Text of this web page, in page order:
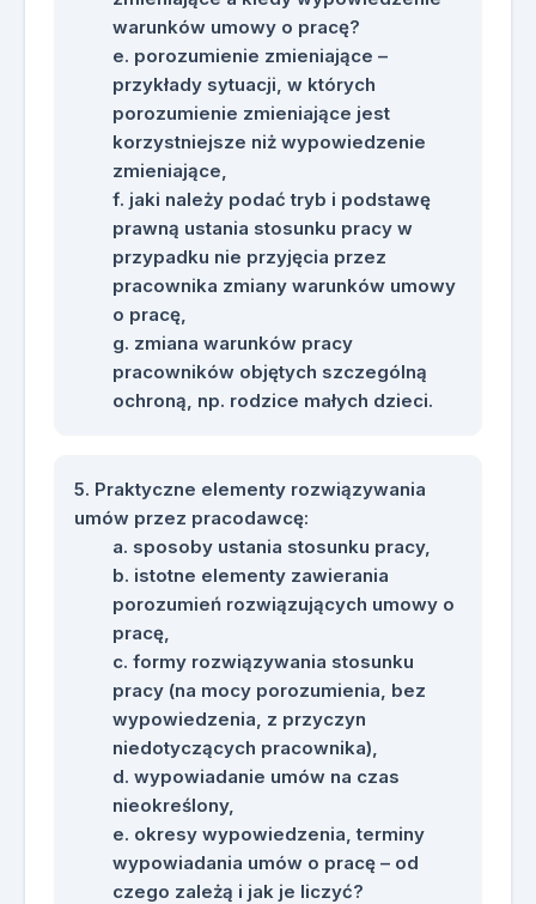
warunków umowy o pracę?
porozumienie zmieniające –
przykłady sytuacji, w których
porozumienie zmieniające jest
korzystniejsze niż wypowiedzenie
zmieniające,
jaki należy podać tryb i podstawę
prawną ustania stosunku pracy w
przypadku nie przyjęcia przez
pracownika zmiany warunków umowy
o pracę,
zmiana warunków pracy
pracowników objętych szczególną
ochroną, np. rodzice małych dzieci.
Praktyczne elementy rozwiązywania
umów przez pracodawcę:
sposoby ustania stosunku pracy,
istotne elementy zawierania
porozumień rozwiązujących umowy o
pracę,
formy rozwiązywania stosunku
pracy (na mocy porozumienia, bez
wypowiedzenia, z przyczyn
niedotyczących pracownika),
wypowiadanie umów na czas
nieokreślony,
okresy wypowiedzenia, terminy
wypowiadania umów o pracę – od
czego zależą i jak je liczyć?